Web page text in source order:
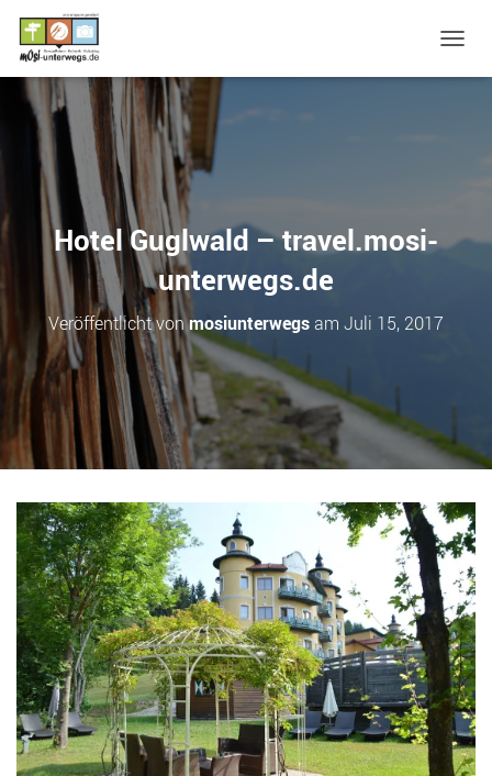
A
N
N
Hotel Guglwald – travel.mosi-
unterwegs.de
Veröffentlicht vonmosiunterwegsam Juli 15, 2017